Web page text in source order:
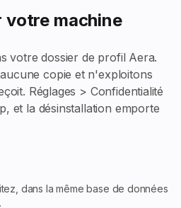
votre machine
votre dossier de profil Aera.
copie et n'exploitons
Réglages > Confidentialité
et la désinstallation emporte
dans la même base de données